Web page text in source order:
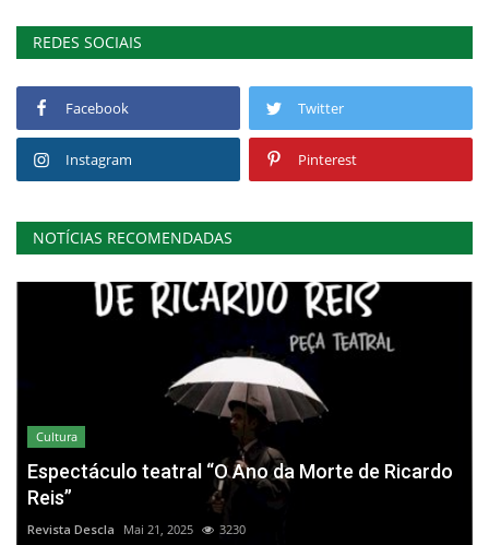
REDES SOCIAIS
Facebook Twitter
Instagram Pinterest
NOTÍCIAS RECOMENDADAS
Cultura
Espectáculo teatral “O Ano da Morte de Ricardo
Reis”
Revista Descla Mai 21, 2025 3230